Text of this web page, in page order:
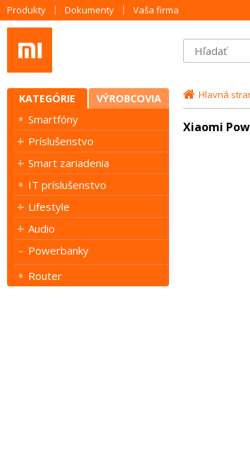
Produkty Dokumenty Vaša firma
KATEGÓRIE VÝROBCOVIA
Smartfóny
Príslušenstvo
Smart zariadenia
IT príslušenstvo
Lifestyle
Audio
Powerbanky
Router
Hlavná
Xiaomi